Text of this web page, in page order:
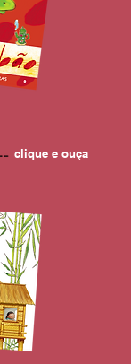
clique e ouça